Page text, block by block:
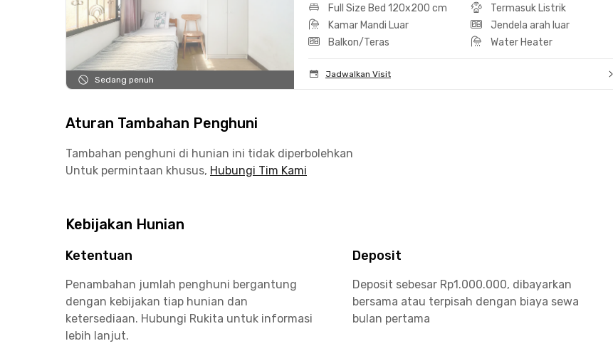
Sedang penuh
Full Size Bed 120x200 cm
Termasuk Listrik
Kamar Mandi Luar
Jendela arah luar
Balkon/Teras
Water Heater
Jadwalkan Visit
Aturan Tambahan Penghuni
Tambahan penghuni di hunian ini tidak diperbolehkan
Untuk permintaan khusus, Hubungi Tim Kami
Kebijakan Hunian
Ketentuan
Penambahan jumlah penghuni bergantung
dengan kebijakan tiap hunian dan
ketersediaan. Hubungi Rukita untuk informasi
lebih lanjut.
Deposit
Deposit sebesar Rp1.000.000, dibayarkan
bersama atau terpisah dengan biaya sewa
bulan pertama